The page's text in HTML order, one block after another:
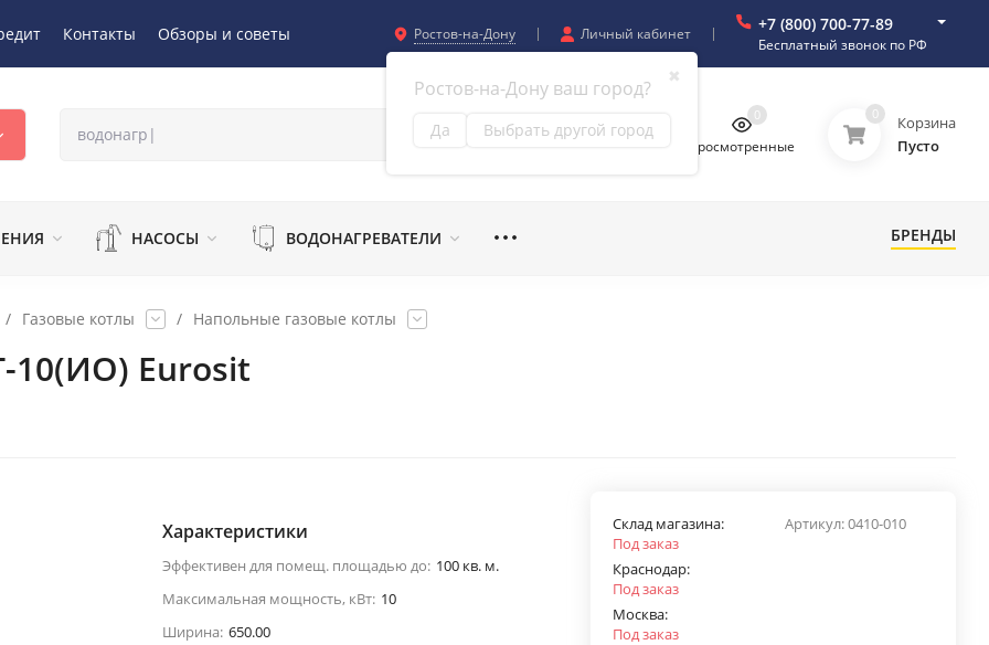
Контакты Обзоры и советы Ростов-на-Дону
✖
Ростов-на-Дону ваш город?
Да Выбрать другой город
Личный кабинет +7 (800) 700-77-89
Бесплатный звонок по РФ
Просмотренные
0 0
Корзина
Пусто
НАСОСЫ ВОДОНАГРЕВАТЕЛИ БРЕНДЫ
/ Газовые котлы / Напольные газовые котлы
10(ИО) Eurosit
Характеристики
Эффективен для помещ. площадью до: 100 кв. м.
Максимальная мощность, кВт: 10
Ширина: 650.00
Артикул:0410-010
Склад магазина:
Под заказ
Краснодар:
Под заказ
Москва:
Под заказ